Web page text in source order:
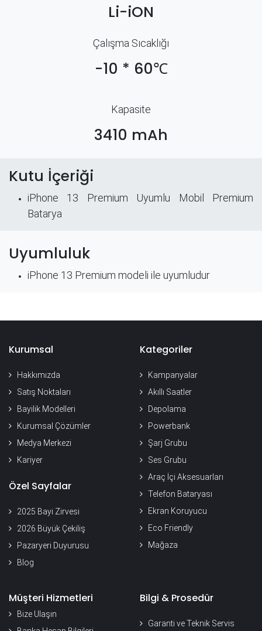
Li-iON
Çalışma Sıcaklığı
-10 * 60℃
Kapasite
3410 mAh
Kutu İçeriği
iPhone 13 Premium Uyumlu Mobil Premium
Batarya
Uyumluluk
iPhone 13 Premium modeli ile uyumludur
Kurumsal
Hakkımızda
Satış Noktaları
Bayilik Modelleri
Kurumsal Çözümler
Medya Merkezi
Kariyer
Özel Sayfalar
2025 Bayi Zirvesi
2026 Büyük Çekiliş
Pazaryeri Duyurusu
Blog
Kategoriler
Kampanyalar
Akıllı Saatler
Depolama
Powerbank
Şarj Grubu
Ses Grubu
Araç İçi Aksesuarları
Telefon Bataryası
Ekran Koruyucu
Eco Friendly
Mağaza
Müşteri Hizmetleri
Bize Ulaşın
Bilgi & Prosedür
Garanti ve Teknik Servis